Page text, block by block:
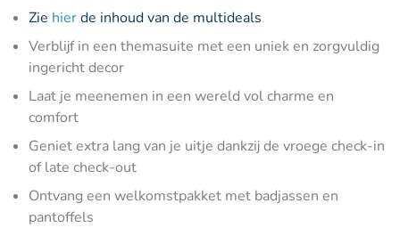
Zie hierde inhoud van de multideals
Verblijf in een themasuite met een uniek en zorgvuldig
ingericht decor
Laat je meenemen in een wereld vol charme en
comfort
Geniet extra lang van je uitje dankzij de vroege check-in
of late check-out
Ontvang een welkomstpakket met badjassen en
pantoffels